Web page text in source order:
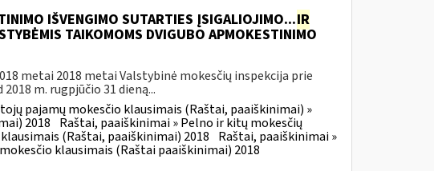
IŠVENGIMO SUTARTIES ĮSIGALIOJIMO...IR
TAIKOMOMS DVIGUBO APMOKESTINIMO
metai 2018 metai Valstybinė mokesčių inspekcija prie
m. rugpjūčio 31 dieną...
pajamų mokesčio klausimais (Raštai, paaiškinimai) »
2018 Raštai, paaiškinimai » Pelno ir kitų mokesčių
(Raštai, paaiškinimai) 2018 Raštai, paaiškinimai »
klausimais (Raštai paaiškinimai) 2018